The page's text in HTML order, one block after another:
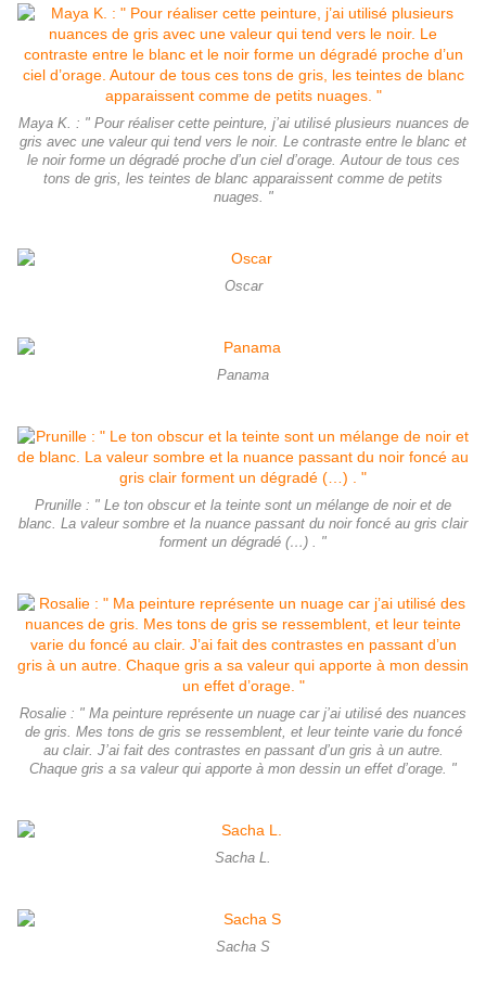
Maya K. : " Pour réaliser cette peinture, j’ai utilisé plusieurs nuances de
gris avec une valeur qui tend vers le noir. Le contraste entre le blanc et
le noir forme un dégradé proche d’un ciel d’orage. Autour de tous ces
tons de gris, les teintes de blanc apparaissent comme de petits
nuages. "
Oscar
Panama
Prunille : " Le ton obscur et la teinte sont un mélange de noir et de
blanc. La valeur sombre et la nuance passant du noir foncé au gris clair
forment un dégradé (…) . "
Rosalie : " Ma peinture représente un nuage car j’ai utilisé des nuances
de gris. Mes tons de gris se ressemblent, et leur teinte varie du foncé
au clair. J’ai fait des contrastes en passant d’un gris à un autre.
Chaque gris a sa valeur qui apporte à mon dessin un effet d’orage. "
Sacha L.
Sacha S